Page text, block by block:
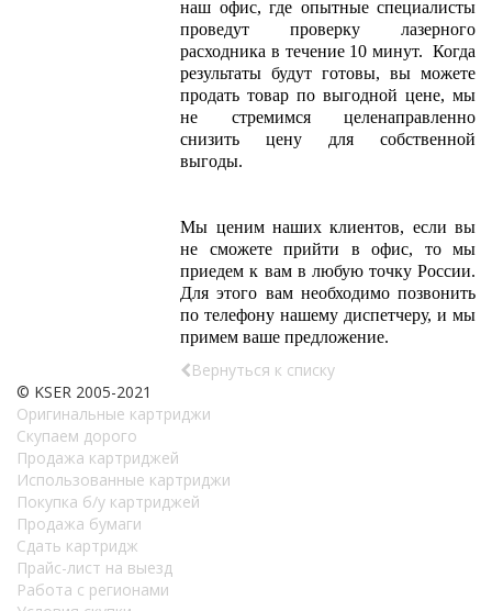
наш офис, где опытные специалисты
проведут проверку лазерного
расходника в течение 10 минут. Когда
результаты будут готовы, вы можете
продать товар по выгодной цене, мы
не стремимся целенаправленно
снизить цену для собственной
выгоды.
Мы ценим наших клиентов, если вы
не сможете прийти в офис, то мы
приедем к вам в любую точку России.
Для этого вам необходимо позвонить
по телефону нашему диспетчеру, и мы
примем ваше предложение.
Вернуться к списку
© KSER 2005-2021
Оригинальные картриджи
Скупаем дорого
Продажа картриджей
Использованные картриджи
Покупка б/у картриджей
Продажа бумаги
Сдать картридж
Прайс-лист на выезд
Работа с регионами